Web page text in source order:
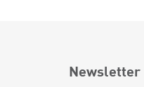
Newsletter